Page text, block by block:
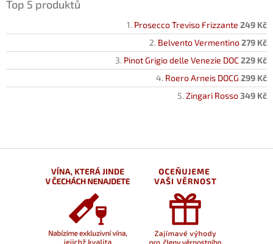
Top 5 produktů
Prosecco Treviso Frizzante 249 Kč
Belvento Vermentino279 Kč
Pinot Grigio delle Venezie DOC229 Kč
Roero Arneis DOCG 299 Kč
Zingari Rosso349 Kč